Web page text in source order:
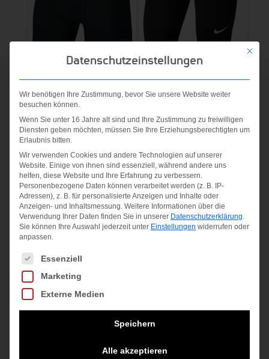
M NP SHORT
LONG
BLACK/DARK
GREY/WHITE
30,00€ Ursprünglicher
Preis
war:
30,00 €
15,00€Aktueller
Preis
ist:
15,00 €.
inkl. MwSt.
zzgl.Versandkosten
W NP CPRI
weiss
inkl. MwSt.
zzgl.Versandkosten
Mit
Datenschutzeinstellungen
Wir benötigen Ihre Zustimmung, bevor Sie unsere Website weiter
besuchen können.
Wenn Sie unter 16 Jahre alt sind und Ihre Zustimmung zu freiwilligen
Diensten geben möchten, müssen Sie Ihre Erziehungsberechtigten um
Erlaubnis bitten.
Wir verwenden Cookies und andere Technologien auf unserer
Website. Einige von ihnen sind essenziell, während andere uns
helfen, diese Website und Ihre Erfahrung zu verbessern.
Personenbezogene Daten können verarbeitet werden (z. B. IP-
Adressen), z. B. für personalisierte Anzeigen und Inhalte oder
Anzeigen- und Inhaltsmessung. Weitere Informationen über die
Verwendung Ihrer Daten finden Sie in unserer Datenschutzerklärung
Sie können Ihre Auswahl jederzeit unter Einstellungen widerrufen oder
anpassen.
Es folgt eine Liste der Service-Gruppen, für die eine
Essenziell
Marketing
Externe Medien
Speichern
Alle akzeptieren